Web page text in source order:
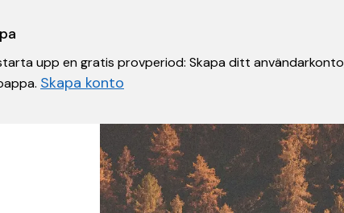
upp en gratis provperiod: Skapa ditt
Skapa konto